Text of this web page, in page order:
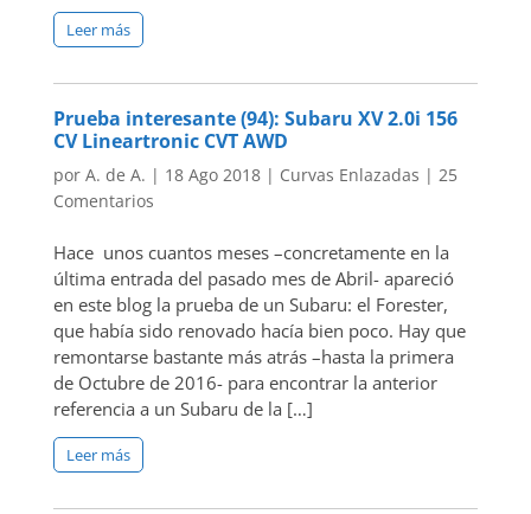
Leer más
Prueba interesante (94): Subaru XV 2.0i 156
CV Lineartronic CVT AWD
por A. de A. | 18 Ago 2018| Curvas Enlazadas | 25
Comentarios
Hace unos cuantos meses –concretamente en la
última entrada del pasado mes de Abril- apareció
en este blog la prueba de un Subaru: el Forester,
que había sido renovado hacía bien poco. Hay que
remontarse bastante más atrás –hasta la primera
de Octubre de 2016- para encontrar la anterior
referencia a un Subaru de la […]
Leer más